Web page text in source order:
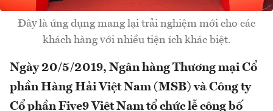
Đây là ứng dụng mang lại trải nghiệm mới cho các
khách hàng với nhiều tiện ích khác biệt.
Ngày 20/5/2019, Ngân hàng Thương mại Cổ
phần Hàng Hải Việt Nam (MSB) và Công ty
Cổ phần Five9 Việt Nam tổ chức lễ công bố